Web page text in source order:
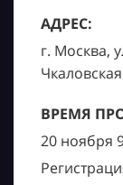
АДРЕС:
г. Москва,
ВРЕМЯ
20 ноября